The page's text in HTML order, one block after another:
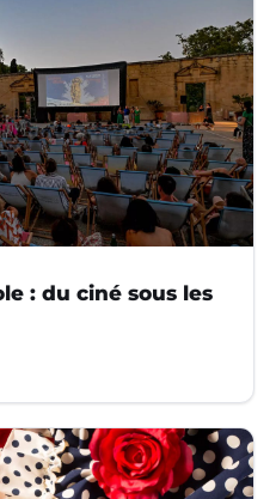
: du ciné sous les